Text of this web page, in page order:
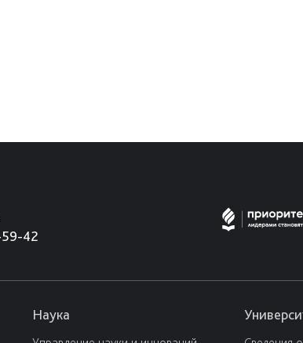
42
Наука